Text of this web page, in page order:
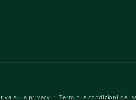
sulla privacy Termini e condizioni del